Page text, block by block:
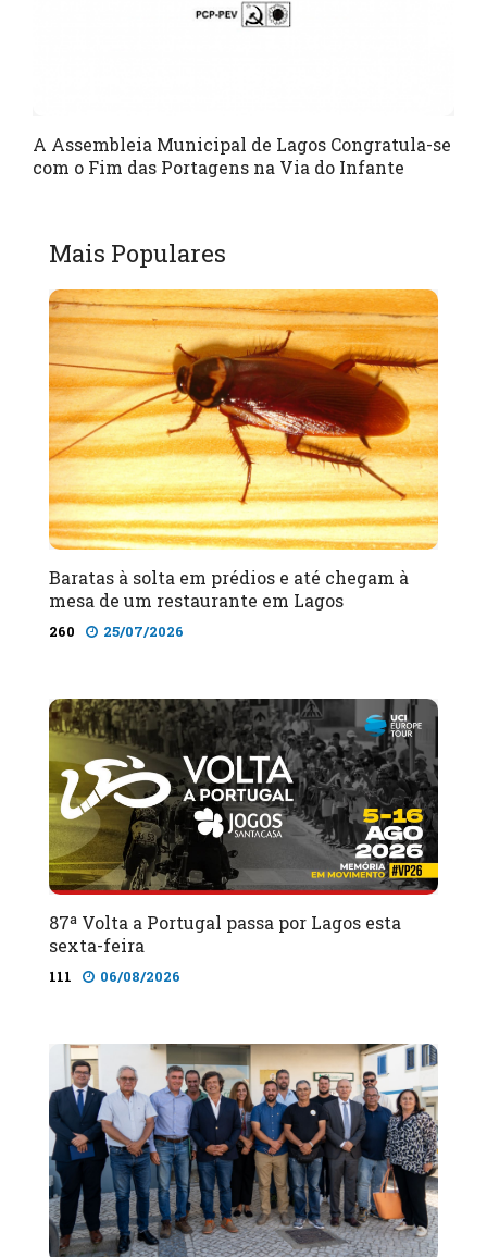
A Assembleia Municipal de Lagos Congratula-se
com o Fim das Portagens na Via do Infante
Mais Populares
Baratas à solta em prédios e até chegam à
mesa de um restaurante em Lagos
260 25/07/2026
87ª Volta a Portugal passa por Lagos esta
sexta-feira
111 06/08/2026